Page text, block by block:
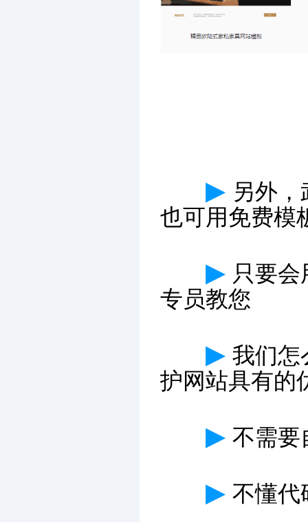
▶ 另外
也可用免费模
▶ 只要
专员教您
▶ 我们怎
护网站具有的
▶ 不需要
▶ 不懂代